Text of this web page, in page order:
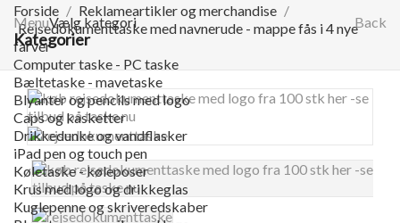
Menu Back
Vælg kategori
Kategorier
Computer taske - PC taske
Bæltetaske - mavetaske
Blyanter og pencils med logo
Caps og kasketter
Drikkedunke og vandflasker
iPad pen og touch pen
Køletaske - køleposer
Krus med logo og drikkeglas
Kuglepenne og skriveredskaber
Forside
Reklameartikler og merchandise
Rejsedokumenttaske med navnerude - mappe fås i 4 nye
farver